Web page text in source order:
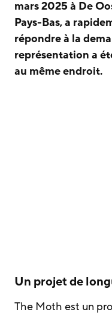
mars 2025 à De
Pays-Bas, a
répondre à la
représentation a
au même endroit.
Un projet de
The Moth est un